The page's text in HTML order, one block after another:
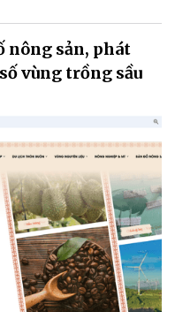
nông sản, phát
vùng trồng sầu